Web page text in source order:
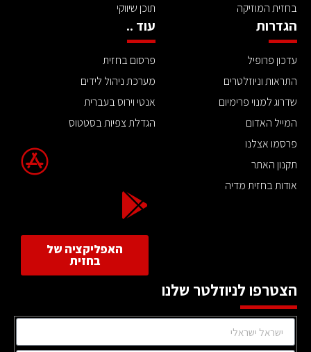
בחזית המוזיקה
תוכן שיווקי
הגדרות
עדכון פרופיל
התראות וניוזלטרים
שדרוג למנוי פרימיום
המייל האדום
פרסמו אצלנו
תקנון האתר
אודות בחזית מדיה
עוד ..
פרסום בחזית
מערכת ניהול לידים
אנטי וירוס בעברית
הגדלת צפיות בסטטוס
האפליקציה של
בחזית
הצטרפו לניוזלטר שלנו